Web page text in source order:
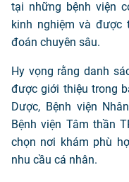
tại những bệnh viện
kinh nghiệm và được
đoán chuyên sâu.
Hy vọng rằng danh
được giới thiệu trong
Dược, Bệnh viện
Bệnh viện Tâm thần
chọn nơi khám phù
nhu cầu cá nhân.